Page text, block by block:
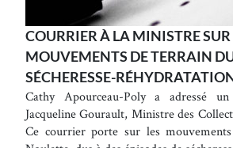
COURRIER À LA MINISTRE SUR
MOUVEMENTS DE TERRAIN
SÉCHERESSE-
Cathy Apourceau-Poly a adressé
Jacqueline Gourault, Ministre des
Ce courrier porte sur les